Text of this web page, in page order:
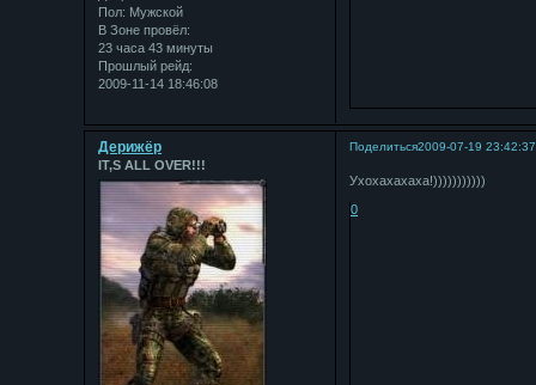
Пол: Мужской
В Зоне провёл:
23 часа 43 минуты
Прошлый рейд:
2009-11-14 18:46:08
Поделиться2009-07-19 23:42:37
Дерижёр
IT,S ALL OVER!!!
Ухохахахаха!)))))))))))
0